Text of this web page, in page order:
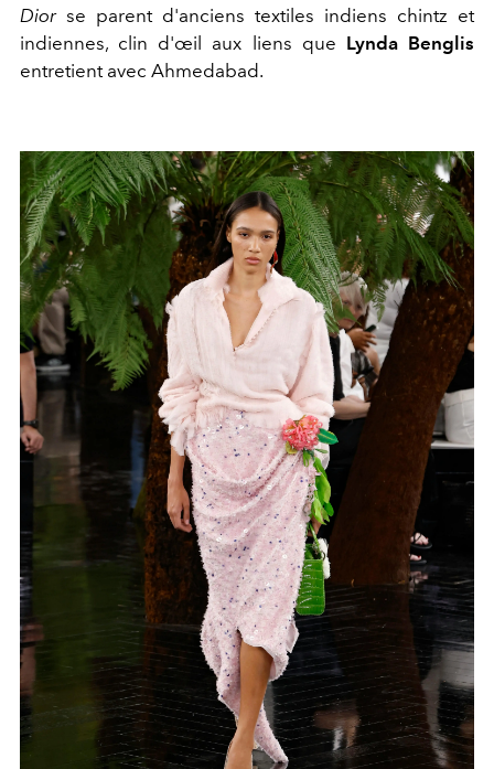
Diorse parent d'anciens textiles indiens chintz et
indiennes, clin d'œil aux liens que Lynda Benglis
entretient avec Ahmedabad.